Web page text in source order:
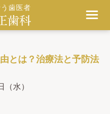
歯医者
とは？治療法と予防法
（水）